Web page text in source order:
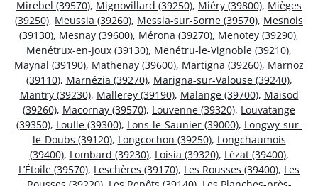
Mirebel (39570), Mignovillard (39250), Miéry (39800), Mièges
(39250), Meussia (39260), Messia-sur-Sorne (39570), Mesnois
(39130), Mesnay (39600), Mérona (39270), Menotey (39290),
Menétrux-en-Joux (39130), Menétru-le-Vignoble (39210),
Maynal (39190), Mathenay (39600), Martigna (39260), Marnoz
(39110), Marnézia (39270), Marigna-sur-Valouse (39240),
Mantry (39230), Mallerey (39190), Malange (39700), Maisod
(39260), Macornay (39570), Louvenne (39320), Louvatange
(39350), Loulle (39300), Lons-le-Saunier (39000), Longwy-sur-
le-Doubs (39120), Longcochon (39250), Longchaumois
(39400), Lombard (39230), Loisia (39320), Lézat (39400),
L’Étoile (39570), Leschères (39170), Les Rousses (39400), Les